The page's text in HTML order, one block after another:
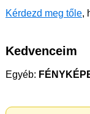
Kérdezd meg tőle,
Kedvenceim
Egyéb: